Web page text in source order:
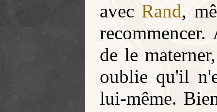
avec Rand,
de le
oublie qu'il
lui-même.